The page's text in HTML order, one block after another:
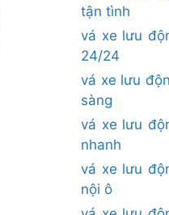
tận tình
vá xe lưu
24/24
vá xe lưu
sàng
vá xe lưu
nhanh
vá xe lưu
nội ô